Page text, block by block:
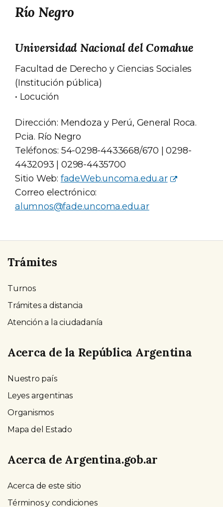
Río Negro
Universidad Nacional del Comahue
Facultad de Derecho y Ciencias Sociales
(Institución pública)
• Locución
Dirección: Mendoza y Perú, General Roca.
Pcia. Río Negro
Teléfonos: 54-0298-4433668/670 | 0298-
4432093 | 0298-4435700
Sitio Web: fadeWeb.uncoma.edu.ar
Correo electrónico:
alumnos@fade.uncoma.edu.ar
Trámites
Turnos
Trámites a distancia
Atención a la ciudadanía
Acerca de la República Argentina
Nuestro país
Leyes argentinas
Organismos
Mapa del Estado
Acerca de Argentina.gob.ar
Acerca de este sitio
Términos y condiciones